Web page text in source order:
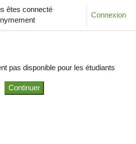
saisie de recherche
êtes connecté
Connexion
pas disponible pour les étudiants
Continuer